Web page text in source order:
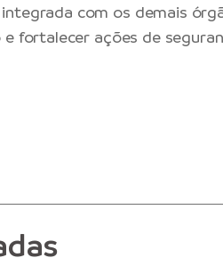
com os demais
fortalecer ações de